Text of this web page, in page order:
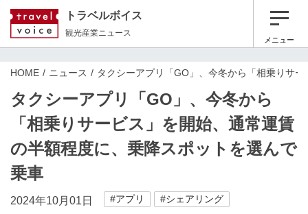
トラベルボイス
観光産業ニュース
メニュー
HOME ニュース タクシーアプリ「GO」、今冬から「相乗りサ
タクシーアプリ「GO」、今冬から
「相乗りサービス」を開始、通常運賃
の半額程度に、乗降スポットを選んで
乗車
2024年10月01日 #アプリ #シェアリング